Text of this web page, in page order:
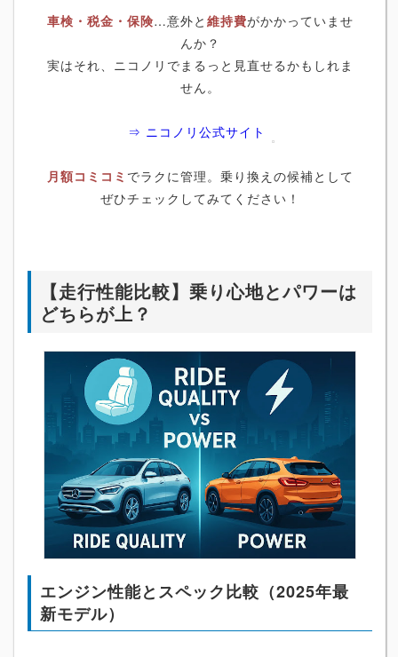
車検・税金・保険…意外と 維持費がかかっていませ
んか？
実はそれ、ニコノリでまるっと見直せるかもしれま
せん。
⇒ ニコノリ公式サイト
月額コミコミ でラクに管理。乗り換えの候補として
ぜひチェックしてみてください！
【走行性能比較】乗り心地とパワーは
どちらが上？
エンジン性能とスペック比較（2025年最
新モデル）